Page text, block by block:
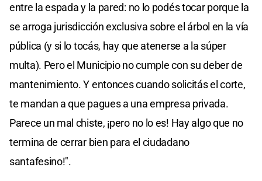
entre la espada y la pared: no lo podés tocar porque la
se arroga jurisdicción exclusiva sobre el árbol en la vía
pública (y si lo tocás, hay que atenerse a la súper
multa). Pero el Municipio no cumple con su deber de
mantenimiento. Y entonces cuando solicitás el corte,
te mandan a que pagues a una empresa privada.
Parece un mal chiste, ¡pero no lo es! Hay algo que no
termina de cerrar bien para el ciudadano
santafesino!".